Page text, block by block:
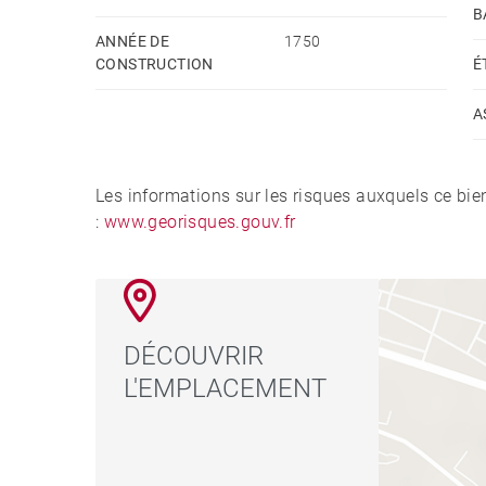
Idéal pied à terre. Honoraires à la charge du
Montant moyen de la quote-part de charges
annuelles d'énergie pour un usage standard,
1780€ ~ 2440€ - Les informations sur les
ANNÉE DE
CONSTRUCTION
1750
Les informations sur les risques auxquels ce
: www.georisques.gouv.fr
DÉCOUVRIR
L'EMPLACEMENT